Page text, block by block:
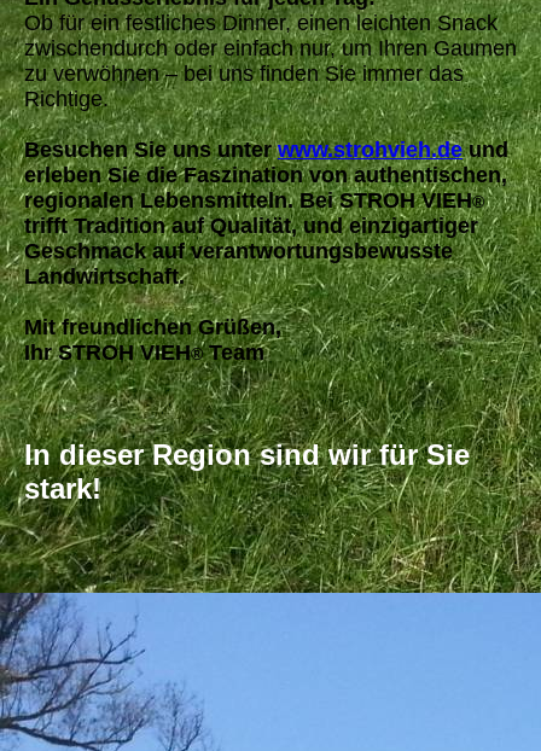
Ob für ein festliches Dinner, einen leichten Snack
zwischendurch oder einfach nur, um Ihren Gaumen
zu verwöhnen – bei uns finden Sie immer das
Richtige.
Besuchen Sie uns unterwww.strohvieh.deund
erleben Sie die Faszination von authentischen,
regionalen Lebensmitteln. Bei STROH VIEH®
trifft Tradition auf Qualität, und einzigartiger
Geschmack auf verantwortungsbewusste
Landwirtschaft.
Mit freundlichen Grüßen,
Ihr STROH VIEH®Team
In dieser Region sind wir für Sie
stark!